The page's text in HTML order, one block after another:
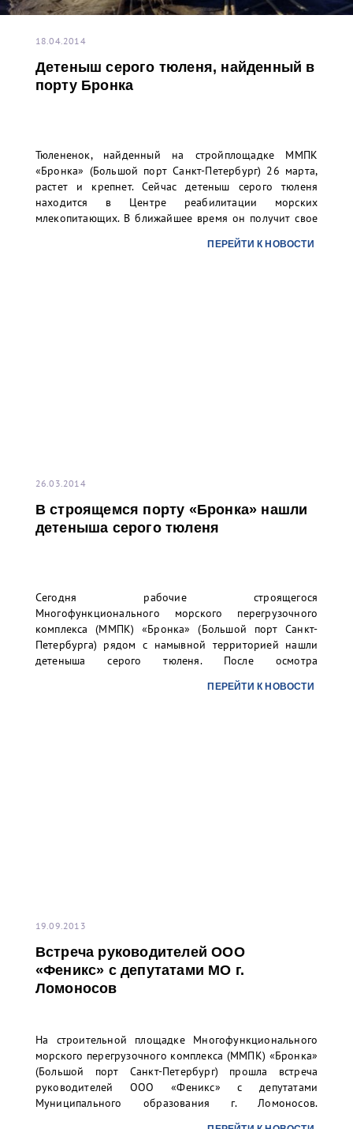
18.04.2014
Детеныш серого тюленя, найденный в
порту Бронка
Тюлененок, найденный на стройплощадке ММПК
«Бронка» (Большой порт Санкт-Петербург) 26 марта,
растет и крепнет. Сейчас детеныш серого тюленя
находится в Центре реабилитации морских
млекопитающих. В ближайшее время он получит свое
мерзнет в воде. Он уже ест рыбу из рук и набрал вес
ПЕРЕЙТИ К НОВОСТИ
26.03.2014
В строящемся порту «Бронка» нашли
детеныша серого тюленя
Сегодня рабочие строящегося
Многофункционального морского перегрузочного
комплекса (ММПК) «Бронка» (Большой порт Санкт-
Петербурга) рядом с намывной территорией нашли
детеныша серого тюленя. После осмотра
морских млекопитающих Ленинградской области, где
ПЕРЕЙТИ К НОВОСТИ
19.09.2013
Встреча руководителей ООО
«Феникс» с депутатами МО г.
Ломоносов
На строительной площадке Многофункционального
морского перегрузочного комплекса (ММПК) «Бронка»
(Большой порт Санкт-Петербург) прошла встреча
руководителей ООО «Феникс» с депутатами
Муниципального образования г. Ломоносов.